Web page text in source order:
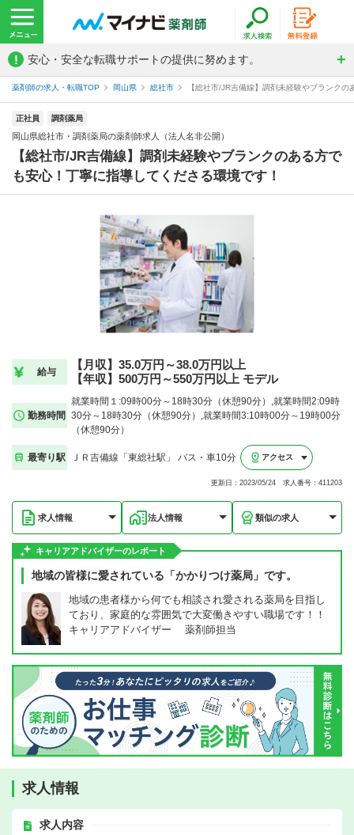
! 安心・安全な転職サポートの提供に努めます。
薬剤師の求人・転職TOP 岡山県 総社市 【総社市/JR吉備線】調剤未経験やブランク
正社員 調剤薬局
岡山県総社市・調剤薬局の薬剤師求人（法人名非公開）
【総社市/JR吉備線】調剤未経験やブランクのある方で
も安心！丁寧に指導してくださる環境です！
給与
【月収】35.0万円～38.0万円以上
【年収】500万円～550万円以上 モデル
勤務時間
就業時間１:09時00分～18時30分（休憩90分）,就業時間2:09時
30分～18時30分（休憩90分）,就業時間3:10時00分～19時00分
（休憩90分）
最寄り駅 ＪＲ吉備線「東総社駅」 バス・車10分 アクセス
更新日：2023/05/24 求人番号：411203
求人情報 法人情報 類似の求人
キャリアアドバイザーのレポート
地域の皆様に愛されている「かかりつけ薬局」です。
地域の患者様から何でも相談され愛される薬局を目指し
ており、家庭的な雰囲気で大変働きやすい職場です！！
キャリアアドバイザー 薬剤師担当
求人情報
求人内容